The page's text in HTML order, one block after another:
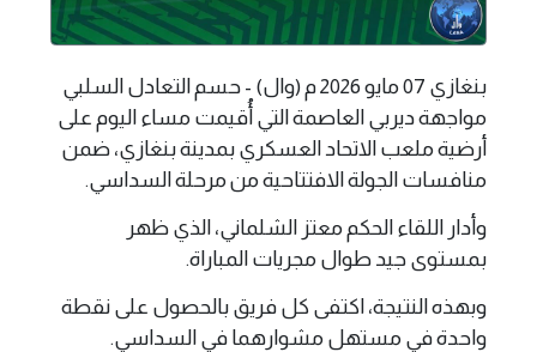
بنغازي 07 مايو 2026 م (وال) - حسم التعادل السلبي
مواجهة ديربي العاصمة التي أُقيمت مساء اليوم على
أرضية ملعب الاتحاد العسكري بمدينة بنغازي، ضمن
منافسات الجولة الافتتاحية من مرحلة السداسي.
وأدار اللقاء الحكم معتز الشلماني، الذي ظهر
بمستوى جيد طوال مجريات المباراة.
وبهذه النتيجة، اكتفى كل فريق بالحصول على نقطة
واحدة في مستهل مشوارهما في السداسي.